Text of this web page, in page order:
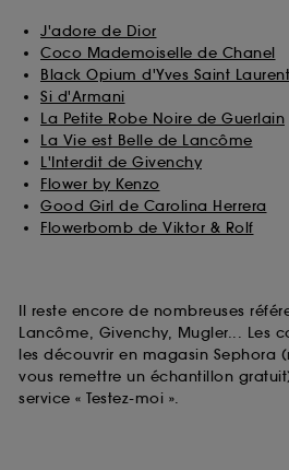
J'adore de Dior
Coco Mademoiselle de Chanel
Black Opium d'Yves Saint Laurent
Si d'Armani
La Petite Robe Noire de Guerlain
La Vie est Belle de Lancôme
L'Interdit de Givenchy
Flower by Kenzo
Good Girl de Carolina Herrera
Flowerbomb de Viktor & Rolf
Il reste encore de nombreuses
Lancôme, Givenchy, Mugler... Les
les découvrir en magasin Sephora
vous remettre un échantillon
service « Testez-moi ».